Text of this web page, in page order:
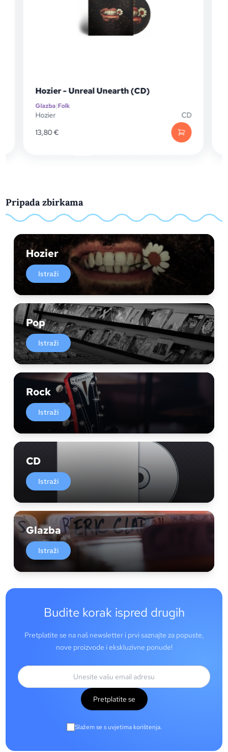
Hozier - Unreal Unearth (CD)
Glazba|Folk
Hozier
CD
13,80€
Pripada zbirkama
Hozier
Istraži
Pop
Istraži
Rock
Istraži
CD
Istraži
Glazba
Istraži
Budite korak ispred drugih
Pretplatite se na naš newsletter i prvi saznajte za popuste,
nove proizvode i ekskluzivne ponude!
Pretplatite se
Slažem se s uvjetima korištenja.